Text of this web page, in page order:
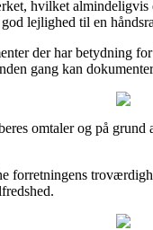
hvilket
lejlighed til en
der har betydning
gang kan
omtaler og på